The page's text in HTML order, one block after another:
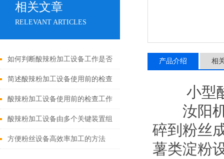
相关文章
RELEVANT ARTICLES
如何判断酸辣粉加工设备工作是否
安全？
简述酸辣粉加工设备使用前的检查
工作
酸辣粉加工设备使用前的检查工作
酸辣粉加工设备由多个关键装置组
成
方便粉丝设备高效率加工的方法
产品介绍 相
小型酸
汝阳机
碎到粉丝
薯类淀粉